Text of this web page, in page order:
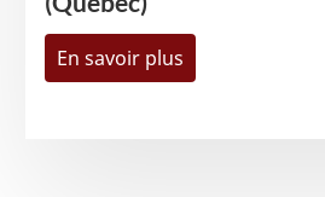
En savoir plus